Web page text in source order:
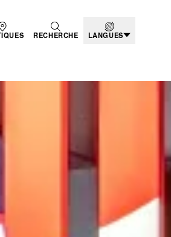
RECHERCHE LANGUES